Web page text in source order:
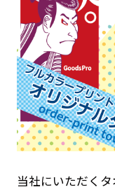
当社にいただく